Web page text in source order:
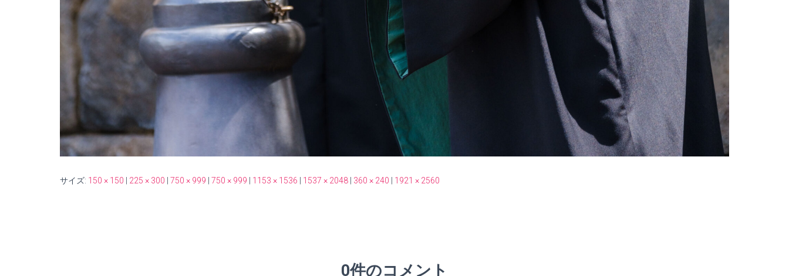
サイズ: 150 × 150 225 × 300 750 × 999 750 × 999 1153 × 1536 1537 × 2048 360 × 240 1921 × 2560
0件のコメント